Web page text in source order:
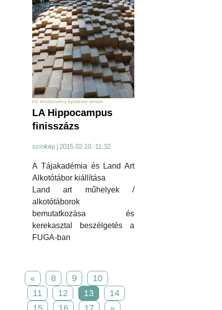
hír rendezvény épületek tervek
LA Hippocampus
finisszázs
színkép 2015.02.10. 11:32
A Tájakadémia és Land Art
Alkotótábor kiállítása
Land art műhelyek /
alkotótáborok
bemutatkozása és
kerekasztal beszélgetés a
FUGA-ban
« 8 9
10
11
12 13
14
15
16 17 »